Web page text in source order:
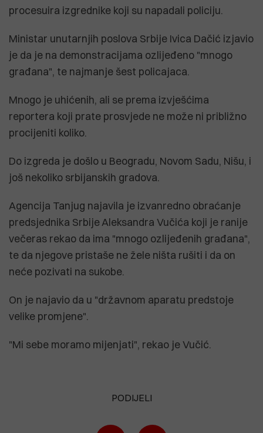
procesuira izgrednike koji su napadali policiju.
Ministar unutarnjih poslova Srbije Ivica Dačić izjavio
je da je na demonstracijama ozlijeđeno "mnogo
građana", te najmanje šest policajaca.
Mnogo je uhićenih, ali se prema izvješćima
reportera koji prate prosvjede ne može ni približno
procijeniti koliko.
Do izgreda je došlo u Beogradu, Novom Sadu, Nišu, i
još nekoliko srbijanskih gradova.
Agencija Tanjug najavila je izvanredno obraćanje
predsjednika Srbije Aleksandra Vučića koji je ranije
večeras rekao da ima "mnogo ozlijeđenih građana",
te da njegove pristaše ne žele ništa rušiti i da on
neće pozivati na sukobe.
On je najavio da u "državnom aparatu predstoje
velike promjene".
"Mi sebe moramo mijenjati", rekao je Vučić.
PODIJELI